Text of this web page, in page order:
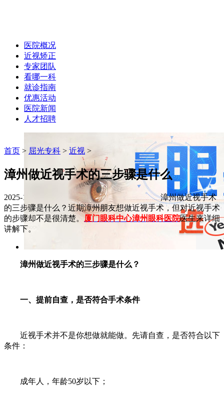
医院概况
近视矫正
专家团队
看哪一科
就诊指南
优惠活动
医院新闻
人才招聘
首页 > 屈光专科 > 近视 >
漳州做近视手术的三步骤是什么
2025-10-10 作者：hxyk 字体大小:
漳州做近视手术
的三步骤是什么？近期漳州朋友想做近视手术，但对近视手术
的步骤却不是很清楚。厦门眼科中心漳州眼科医院医生来详细
讲解下。
漳州做近视手术的三步骤是什么？
一、提前自查，是否符合手术条件
近视手术并不是你想做就能做。先请自查，是否符合以下
条件：
成年人，年龄50岁以下；